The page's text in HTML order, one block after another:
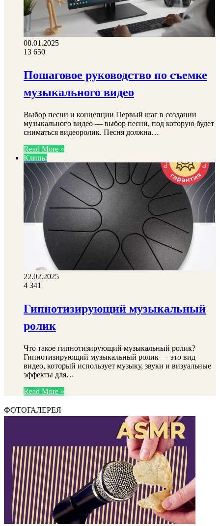
08.01.2025
13 650
Пошаговое руководство по съемке
музыкального видео
Выбор песни и концепции Первый шаг в создании
музыкального видео — выбор песни, под которую будет
сниматься видеоролик. Песня должна…
Read More »
Клипы
22.02.2025
4 341
Гипнотизирующий музыкальный
ролик
Что такое гипнотизирующий музыкальный ролик?
Гипнотизирующий музыкальный ролик — это вид
видео, который использует музыку, звуки и визуальные
эффекты для…
Read More »
ФОТОГАЛЕРЕЯ